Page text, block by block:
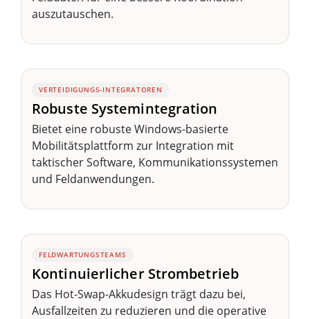
auszutauschen.
VERTEIDIGUNGS-INTEGRATOREN
Robuste Systemintegration
Bietet eine robuste Windows-basierte
Mobilitätsplattform zur Integration mit
taktischer Software, Kommunikationssystemen
und Feldanwendungen.
FELDWARTUNGSTEAMS
Kontinuierlicher Strombetrieb
Das Hot-Swap-Akkudesign trägt dazu bei,
Ausfallzeiten zu reduzieren und die operative